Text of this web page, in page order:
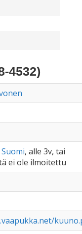
4532)
Suomi, alle 3v, tai
ei ole ilmoitettu